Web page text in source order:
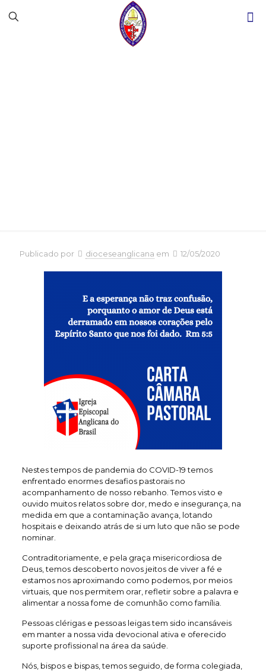
Publicado por dioceseanglicana em 12/05/2020
Nestes tempos de pandemia do COVID-19 temos
enfrentado enormes desafios pastorais no
acompanhamento de nosso rebanho. Temos visto e
ouvido muitos relatos sobre dor, medo e insegurança, na
medida em que a contaminação avança, lotando
hospitais e deixando atrás de si um luto que não se pode
nominar.
Contraditoriamente, e pela graça misericordiosa de
Deus, temos descoberto novos jeitos de viver a fé e
estamos nos aproximando como podemos, por meios
virtuais, que nos permitem orar, refletir sobre a palavra e
alimentar a nossa fome de comunhão como família.
Pessoas clérigas e pessoas leigas tem sido incansáveis
em manter a nossa vida devocional ativa e oferecido
suporte profissional na área da saúde.
Nós, bispos e bispas, temos seguido, de forma colegiada,